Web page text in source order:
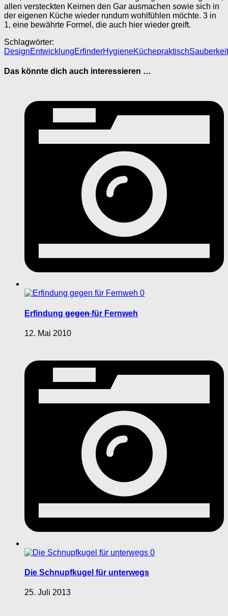
allen versteckten Keimen den Gar ausmachen sowie sich in
der eigenen Küche wieder rundum wohlfühlen möchte. 3 in
1, eine bewährte Formel, die auch hier wieder greift.
Schlagwörter:
DesignEntwicklungErfinderHygieneKüchepraktischSauberkeit
Das könnte dich auch interessieren …
0
Erfindung gegenfür Fernweh
12. Mai 2010
0
Die Schnupfkugel für unterwegs
25. Juli 2013